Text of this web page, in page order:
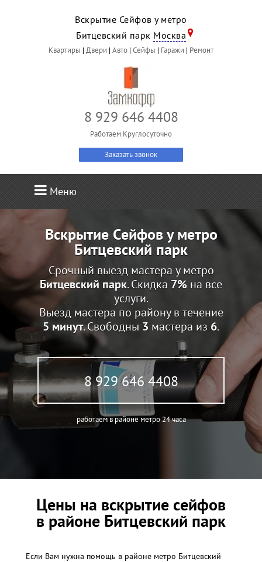
Вскрытие Сейфов у метро
Битцевский парк Москва
Квартиры | Двери | Авто | Сейфы | Гаражи | Ремонт
8 929 646 4408
Работаем Круглосуточно
Заказать звонок
Меню
Вскрытие Сейфов у метро
Битцевский парк
Срочный выезд мастера у метро
Битцевский парк. Скидка 7% на все
услуги.
Выезд мастера по району в течение
5 минут. Свободны 3 мастера из 6.
8 929 646 4408
работаем в районе метро 24 часа
Цены на вскрытие сейфов
в районе Битцевский парк
Если Вам нужна помощь в районе метро Битцевский